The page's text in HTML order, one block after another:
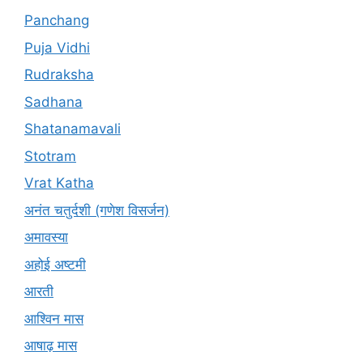
Panchang
Puja Vidhi
Rudraksha
Sadhana
Shatanamavali
Stotram
Vrat Katha
अनंत चतुर्दशी (गणेश विसर्जन)
अमावस्या
अहोई अष्टमी
आरती
आश्विन मास
आषाढ़ मास